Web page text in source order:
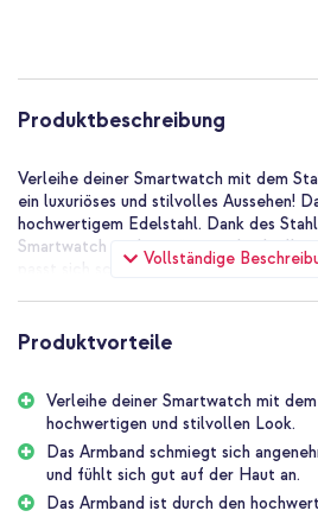
Produktbeschreibung
Vollständige
Verleihe deiner Smartwatch mit dem
ein luxuriöses und stilvolles Aussehen!
hochwertigem Edelstahl. Dank des
Smartwatch ein luxuriöses und stilvolles
passt sich schön an dein Handgelenk an
Handgelenkumfang angepasst werden
Das Stahlarmband von Selencia ist ein
Band besteht aus hochwertigem
passt sich schön an dein Handgelenk an
auf deiner Haut an. Dank des rostfreien
spritzwassergeschützt und somit
Produktvorteile
Verleihe deiner Smartwatch mit
hochwertigen und stilvollen Look.
Das Armband schmiegt sich
und fühlt sich gut auf der Haut an.
Das Armband ist durch den